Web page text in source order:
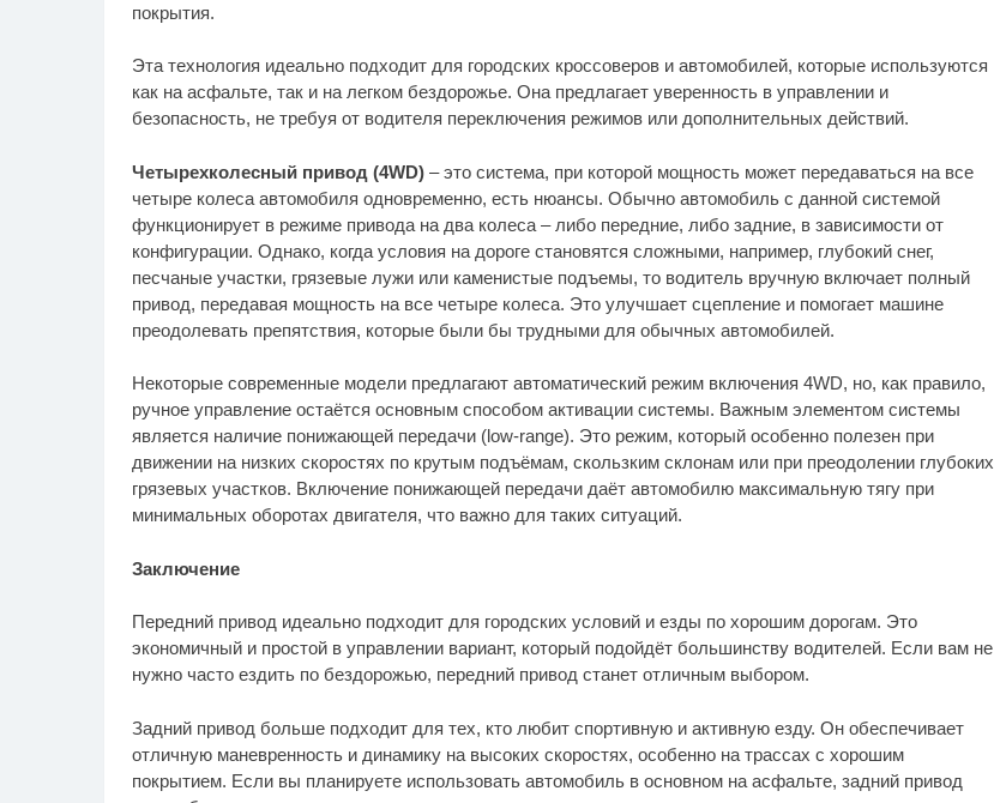
покрытия.
Эта технология идеально подходит для городских кроссоверов и автомобилей, которые используются
как на асфальте, так и на легком бездорожье. Она предлагает уверенность в управлении и
безопасность, не требуя от водителя переключения режимов или дополнительных действий.
Четырехколесный привод (4WD)– это система, при которой мощность может передаваться на все
четыре колеса автомобиля одновременно, есть нюансы. Обычно автомобиль с данной системой
функционирует в режиме привода на два колеса – либо передние, либо задние, в зависимости от
конфигурации. Однако, когда условия на дороге становятся сложными, например, глубокий снег,
песчаные участки, грязевые лужи или каменистые подъемы, то водитель вручную включает полный
привод, передавая мощность на все четыре колеса. Это улучшает сцепление и помогает машине
преодолевать препятствия, которые были бы трудными для обычных автомобилей.
Некоторые современные модели предлагают автоматический режим включения 4WD, но, как правило,
ручное управление остаётся основным способом активации системы. Важным элементом системы
является наличие понижающей передачи (low-range). Это режим, который особенно полезен при
движении на низких скоростях по крутым подъёмам, скользким склонам или при преодолении глубоких
грязевых участков. Включение понижающей передачи даёт автомобилю максимальную тягу при
минимальных оборотах двигателя, что важно для таких ситуаций.
Заключение
Передний привод идеально подходит для городских условий и езды по хорошим дорогам. Это
экономичный и простой в управлении вариант, который подойдёт большинству водителей. Если вам не
нужно часто ездить по бездорожью, передний привод станет отличным выбором.
Задний привод больше подходит для тех, кто любит спортивную и активную езду. Он обеспечивает
отличную маневренность и динамику на высоких скоростях, особенно на трассах с хорошим
покрытием. Если вы планируете использовать автомобиль в основном на асфальте, задний привод